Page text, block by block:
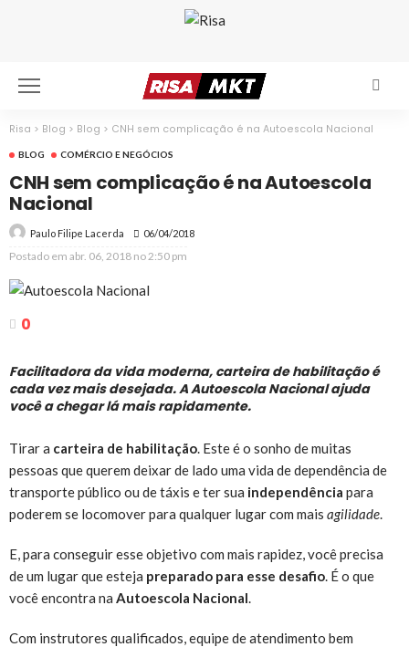
Risa > Blog > Blog > CNH sem complicação é na Autoescola Nacional
BLOG COMÉRCIO E NEGÓCIOS
CNH sem complicação é na Autoescola
Nacional
Paulo Filipe Lacerda 06/04/2018
Postado em abr. 06, 2018 no 2:50 pm
0
Facilitadora da vida moderna, carteira de habilitação é
cada vez mais desejada. A Autoescola Nacional ajuda
você a chegar lá mais rapidamente.
Tirar a carteira de habilitação . Este é o sonho de muitas
pessoas que querem deixar de lado uma vida de dependência de
transporte público ou de táxis e ter sua independência para
poderem se locomover para qualquer lugar com mais agilidade
E, para conseguir esse objetivo com mais rapidez, você precisa
de um lugar que esteja preparado para esse desafio . É o que
você encontra na Autoescola Nacional
Com instrutores qualificados, equipe de atendimento bem